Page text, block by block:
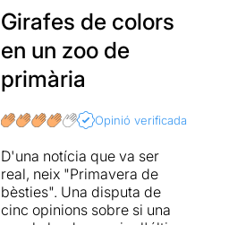
futur i, alhora, un dels àmbits
sobre el qual ens atrevim a
opinar —i a incidir— més.
Com si no fos prou difícil
mantenir l’equilibri amb els
succeeixen amb els relleus
professors senten massa
sovint que es posa en dubte
la qualitat de la seva feina.
Aquesta és la premissa de la
Girafes de colors
en un zoo de
primària
Opinió verificada
D'una notícia que va ser
real, neix "Primavera de
bèsties". Una disputa de
cinc opinions sobre si una